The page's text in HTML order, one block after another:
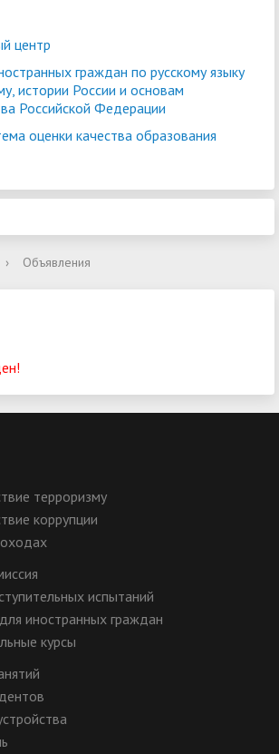
центр
граждан по русскому языку
истории России и основам
Российской Федерации
оценки качества образования
› Объявления
терроризму
коррупции
испытаний
иностранных граждан
курсы